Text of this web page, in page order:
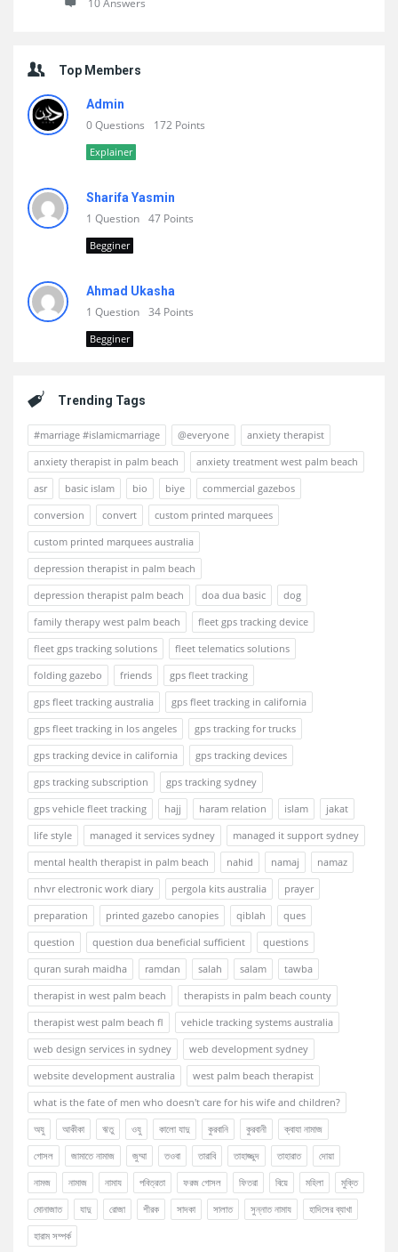
10 Answers
Top Members
Admin
0 Questions 172 Points
Explainer
Sharifa Yasmin
1 Question 47 Points
Begginer
Ahmad Ukasha
1 Question 34 Points
Begginer
Trending Tags
#marriage #islamicmarriage @everyone
anxiety therapist
anxiety therapist in palm beach
anxiety treatment west palm beach
asr
basic islam bio biye
commercial gazebos
conversion
convert
custom printed marquees
custom printed marquees australia
depression therapist in palm beach
depression therapist palm beach
doa dua basic
dog
family therapy west palm beach
fleet gps tracking device
fleet gps tracking solutions
fleet telematics solutions
folding gazebo
friends
gps fleet tracking
gps fleet tracking australia
gps fleet tracking in california
gps fleet tracking in los angeles
gps tracking for trucks
gps tracking device in california
gps tracking devices
gps tracking subscription
gps tracking sydney
gps vehicle fleet tracking
hajj haram relation islam
jakat
life style
managed it services sydney
managed it support sydney
mental health therapist in palm beach
nahid namaj
namaz
nhvr electronic work diary
pergola kits australia
prayer
preparation
printed gazebo canopies qiblah
ques
question
question dua beneficial sufficient
questions
quran surah maidha
ramdan salah salam
tawba
therapist in west palm beach
therapists in palm beach county
therapist west palm beach fl
vehicle tracking systems australia
web design services in sydney
web development sydney
website development australia
west palm beach therapist
what is the fate of men who doesn't care for his wife and children?
অযু
আকীকা ঋতু ওযু কালো যাদু কুরবানি কুরবানী
ক্বাযা নামাজ
গোসল
জামাতে নামাজ জুম্মা তওবা তারাবি তাহাজ্জুদ তাহারাত
দোয়া
নামজ
নামাজ নামায পবিত্রতা ফরজ গোসল ফিতরা বিয়ে মহিলা
মুক্তি
মোনাজাত
যাদু রোজা শীরক সাদকা সালাত সুন্নাত নামায
হাদিসের ব্যাখা
হারাম সম্পর্ক